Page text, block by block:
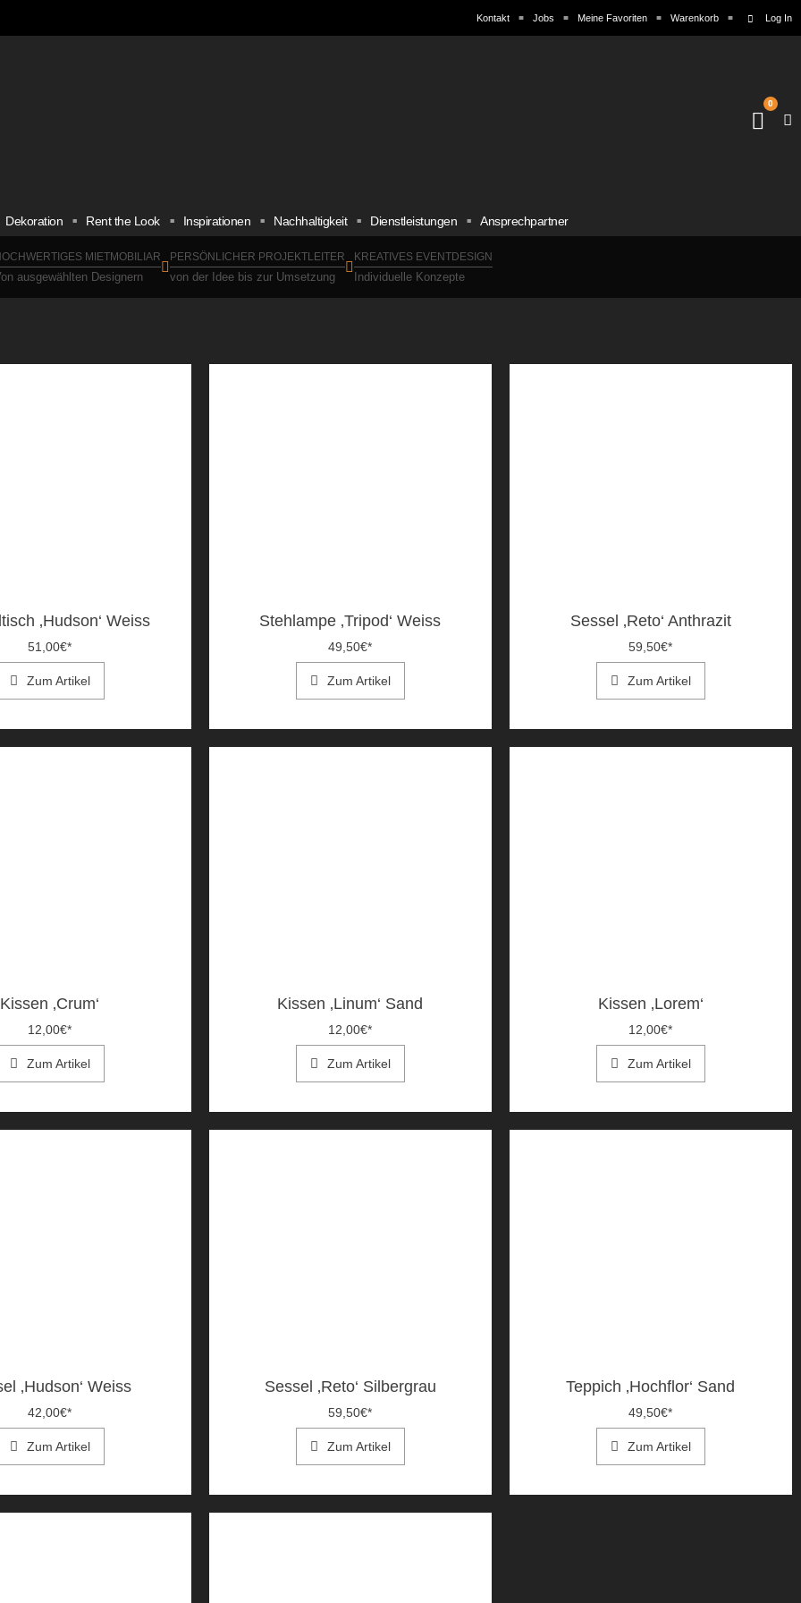
Kontakt Jobs Meine Favoriten Warenkorb Log In
0
Dekoration Rent the Look Inspirationen Nachhaltigkeit Dienstleistungen Ansprechpartner
MIETMOBILIAR
ausgewählten Designern
PERSÖNLICHER PROJEKTLEITER
von der Idee bis zur Umsetzung
KREATIVES EVENTDESIGN
Individuelle Konzepte
‚Hudson‘ Weiss
51,00€*
Zum Artikel
Stehlampe ‚Tripod‘ Weiss
49,50€*
Zum Artikel
Sessel ‚Reto‘ Anthrazit
59,50€*
Zum Artikel
Kissen ‚Crum‘
12,00€*
Zum Artikel
Kissen ‚Linum‘ Sand
12,00€*
Zum Artikel
Kissen ‚Lorem‘
12,00€*
Zum Artikel
‚Hudson‘ Weiss
42,00€*
Zum Artikel
Sessel ‚Reto‘ Silbergrau
59,50€*
Zum Artikel
Teppich ‚Hochflor‘ Sand
49,50€*
Zum Artikel